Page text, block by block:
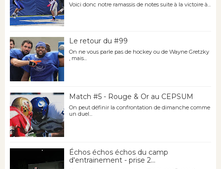
Voici donc notre ramassis de notes suite à la victoire à...
Le retour du #99
On ne vous parle pas de hockey ou de Wayne Gretzky
, mais...
Match #5 - Rouge & Or au CEPSUM
On peut définir la confrontation de dimanche comme
un duel...
Échos échos échos du camp
d'entrainement - prise 2...